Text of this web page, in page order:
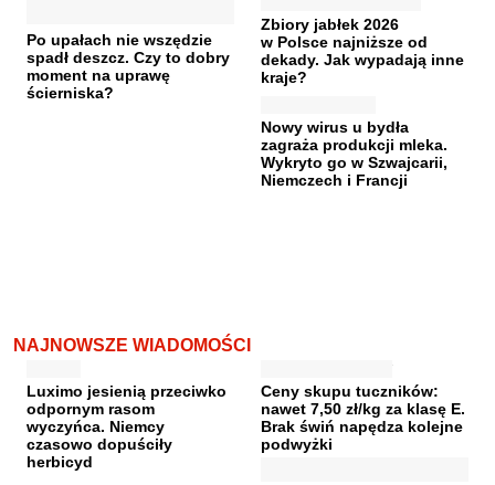
Po upałach nie wszędzie
spadł deszcz. Czy to dobry
moment na uprawę
ścierniska?
Zbiory jabłek 2026
w Polsce najniższe od
dekady. Jak wypadają inne
kraje?
Nowy wirus u bydła
zagraża produkcji mleka.
Wykryto go w Szwajcarii,
Niemczech i Francji
NAJNOWSZE WIADOMOŚCI
Luximo jesienią przeciwko
odpornym rasom
wyczyńca. Niemcy
czasowo dopuściły
herbicyd
Ceny skupu tuczników:
nawet 7,50 zł/kg za klasę E.
Brak świń napędza kolejne
podwyżki